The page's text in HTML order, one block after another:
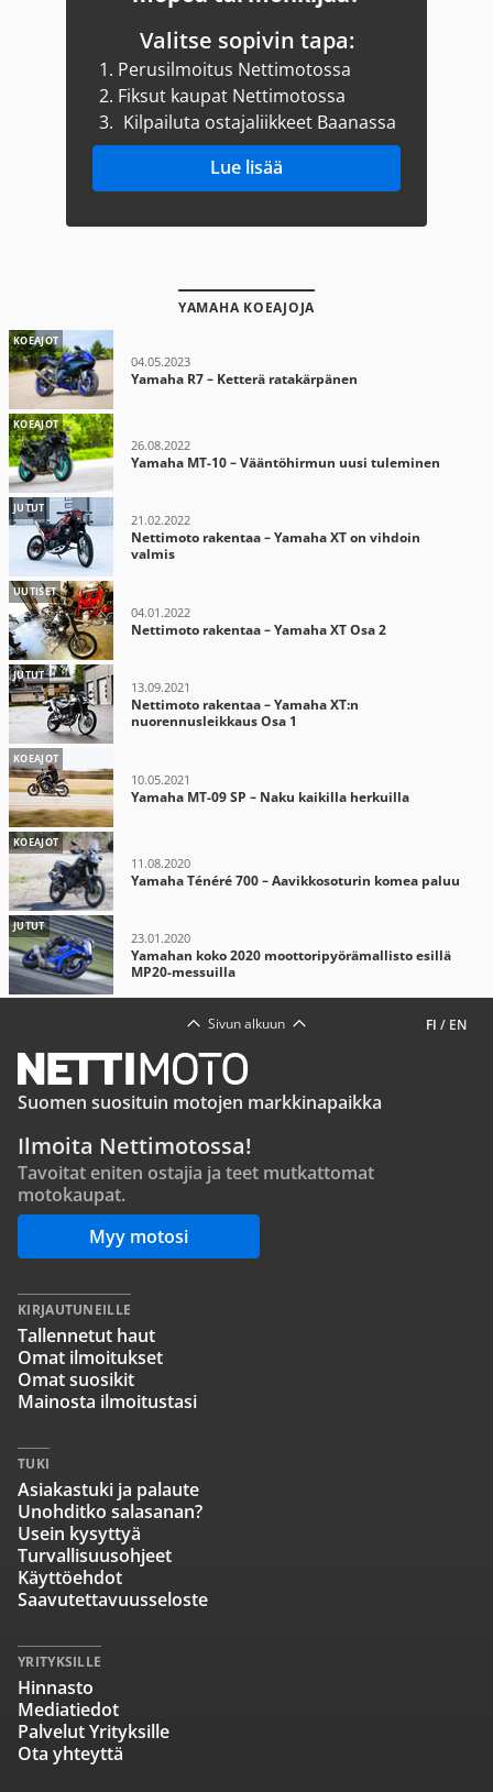
Valitse sopivin tapa:
1. Perusilmoitus Nettimotossa
2. Fiksut kaupat Nettimotossa
3. Kilpailuta ostajaliikkeet Baanassa
Lue lisää
YAMAHA KOEAJOJA
KOEAJOT
04.05.2023
Yamaha R7 – Ketterä ratakärpänen
KOEAJOT
26.08.2022
Yamaha MT-10 – Vääntöhirmun uusi tuleminen
JUTUT
21.02.2022
Nettimoto rakentaa – Yamaha XT on vihdoin
valmis
UUTISET
04.01.2022
Nettimoto rakentaa – Yamaha XT Osa 2
JUTUT
13.09.2021
Nettimoto rakentaa – Yamaha XT:n
nuorennusleikkaus Osa 1
KOEAJOT
10.05.2021
Yamaha MT-09 SP – Naku kaikilla herkuilla
KOEAJOT
11.08.2020
Yamaha Ténéré 700 – Aavikkosoturin komea paluu
JUTUT
23.01.2020
Yamahan koko 2020 moottoripyörämallisto esillä
MP20-messuilla
FI / EN
Sivun alkuun
Suomen suosituin motojen markkinapaikka
Ilmoita Nettimotossa!
Tavoitat eniten ostajia ja teet mutkattomat
motokaupat.
Myy motosi
KIRJAUTUNEILLE
Tallennetut haut
Omat ilmoitukset
Omat suosikit
Mainosta ilmoitustasi
TUKI
Asiakastuki ja palaute
Unohditko salasanan?
Usein kysyttyä
Turvallisuusohjeet
Käyttöehdot
Saavutettavuusseloste
YRITYKSILLE
Hinnasto
Mediatiedot
Palvelut Yrityksille
Ota yhteyttä